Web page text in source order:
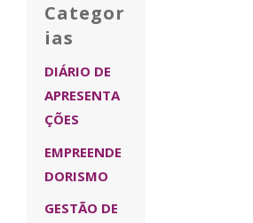
Categor
ias
DIÁRIO DE
APRESENTA
ÇÕES
EMPREENDE
DORISMO
GESTÃO DE